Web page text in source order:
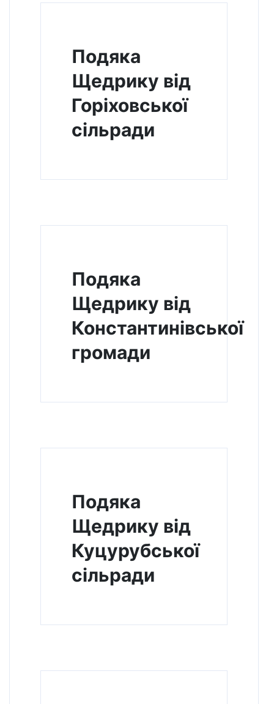
Подяка
Щедрику від
Горіховської
сільради
Подяка
Щедрику від
Константинівської
громади
Подяка
Щедрику від
Куцурубської
сільради